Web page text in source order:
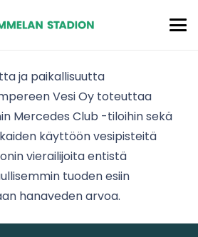
ja paikallisuutta
Vesi Oy toteuttaa
Mercedes Club -tiloihin sekä
käyttöön vesipisteitä
vierailijoita entistä
tuoden esiin
hanaveden arvoa.